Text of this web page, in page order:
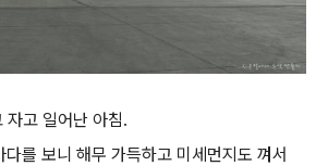
자고 일어난 아침.
를 보니 해무 가득하고 미세먼지도 껴서